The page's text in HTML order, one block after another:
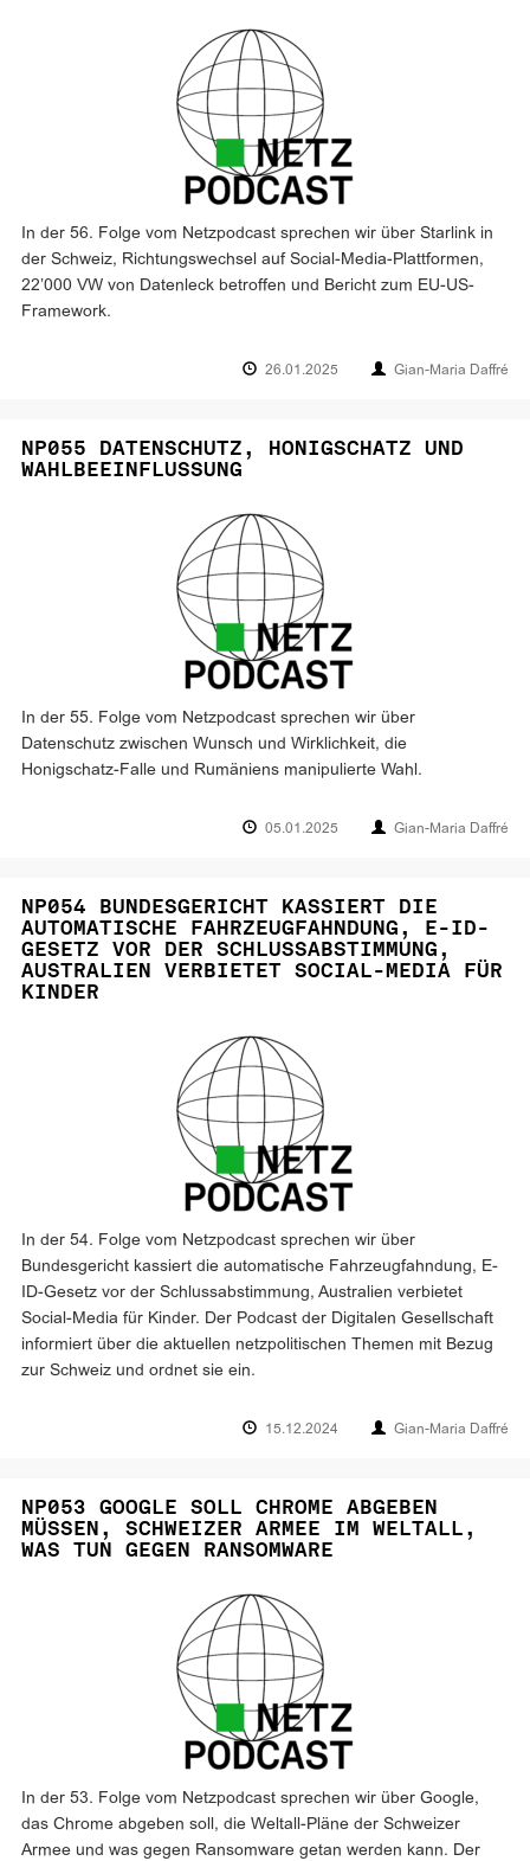
In der 56. Folge vom Netzpodcast sprechen wir über Starlink in
der Schweiz, Richtungswechsel auf Social-Media-Plattformen,
22’000 VW von Datenleck betroffen und Bericht zum EU-US-
Framework.
26.01.2025 Gian-Maria Daffré
NP055 DATENSCHUTZ, HONIGSCHATZ UND
WAHLBEEINFLUSSUNG
In der 55. Folge vom Netzpodcast sprechen wir über
Datenschutz zwischen Wunsch und Wirklichkeit, die
Honigschatz-Falle und Rumäniens manipulierte Wahl.
05.01.2025 Gian-Maria Daffré
NP054 BUNDESGERICHT KASSIERT DIE
AUTOMATISCHE FAHRZEUGFAHNDUNG, E-ID-
GESETZ VOR DER SCHLUSSABSTIMMUNG,
AUSTRALIEN VERBIETET SOCIAL-MEDIA FÜR
KINDER
In der 54. Folge vom Netzpodcast sprechen wir über
Bundesgericht kassiert die automatische Fahrzeugfahndung, E-
ID-Gesetz vor der Schlussabstimmung, Australien verbietet
Social-Media für Kinder. Der Podcast der Digitalen Gesellschaft
informiert über die aktuellen netzpolitischen Themen mit Bezug
zur Schweiz und ordnet sie ein.
15.12.2024 Gian-Maria Daffré
NP053 GOOGLE SOLL CHROME ABGEBEN
MÜSSEN, SCHWEIZER ARMEE IM WELTALL,
WAS TUN GEGEN RANSOMWARE
In der 53. Folge vom Netzpodcast sprechen wir über Google,
das Chrome abgeben soll, die Weltall-Pläne der Schweizer
Armee und was gegen Ransomware getan werden kann. Der